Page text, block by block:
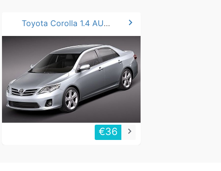
Toyota Corolla 1.4 AUTO chevron_right
€36 keyboard_arrow_right